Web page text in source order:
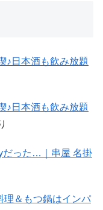
♪日本酒も飲み放題
♪日本酒も飲み放題
だった…｜串屋 名掛
理＆もつ鍋はインパ